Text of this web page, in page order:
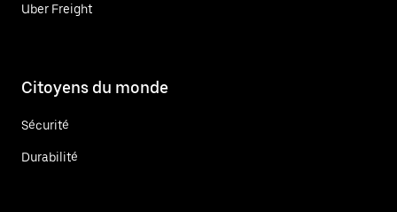
Uber Freight
Citoyens du monde
Sécurité
Durabilité